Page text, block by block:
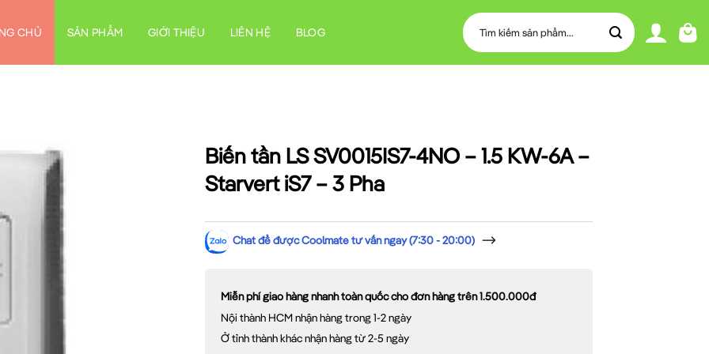
CHỦ SẢN PHẨM GIỚI THIỆU LIÊN HỆ BLOG
Tìm
kiếm:
Biến tần LS SV0015IS7-4NO – 1.5 KW-6A –
Starvert iS7 – 3 Pha
Chat để được Coolmate tư vấn ngay (7:30 - 20:00)
Miễn phí giao hàng nhanh toàn quốc cho đơn hàng trên 1.500.000đ
Nội thành HCM nhận hàng trong 1-2 ngày
Ở tỉnh thành khác nhận hàng từ 2-5 ngày